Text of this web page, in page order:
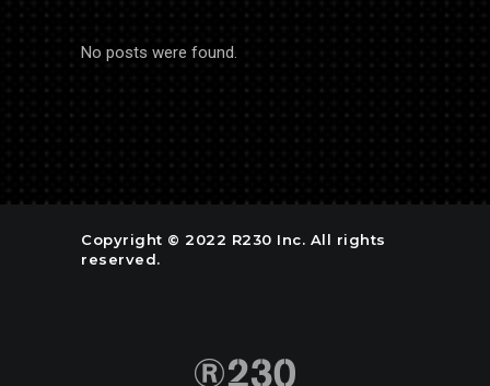
No posts were found.
Copyright © 2022 R230 Inc. All rights
reserved.